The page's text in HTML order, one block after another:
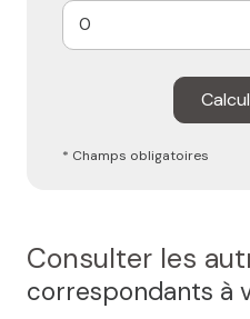
* Champs obligatoires
Consulter les
correspondants à